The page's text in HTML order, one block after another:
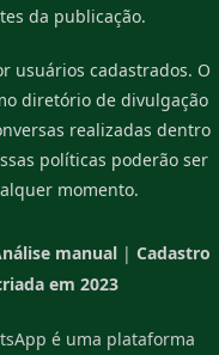
da publicação.
usuários cadastrados. O
diretório de divulgação
realizadas dentro
políticas poderão ser
momento.
manual| Cadastro
em 2023
é uma plataforma